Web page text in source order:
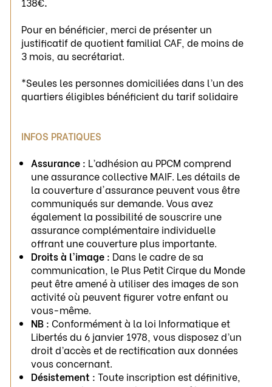
Pour en bénéficier, merci de présenter un
justificatif de quotient familial CAF, de moins de
3 mois, au secrétariat.
*Seules les personnes domiciliées dans l’un des
quartiers éligibles bénéficient du tarif solidaire
INFOS PRATIQUES
Assurance : L’adhésion au PPCM comprend
une assurance collective MAIF. Les détails de
la couverture d'assurance peuvent vous être
communiqués sur demande. Vous avez
également la possibilité de souscrire une
assurance complémentaire individuelle
offrant une couverture plus importante.
Droits à l'image : Dans le cadre de sa
communication, le Plus Petit Cirque du Monde
peut être amené à utiliser des images de son
activité où peuvent figurer votre enfant ou
vous-même.
NB : Conformément à la loi Informatique et
Libertés du 6 janvier 1978, vous disposez d’un
droit d’accès et de rectification aux données
vous concernant.
Désistement : Toute inscription est définitive,